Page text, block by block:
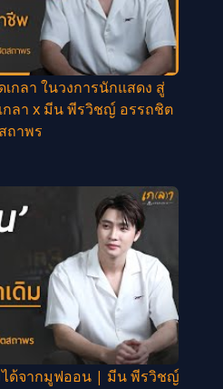
กลา ในวงการนักแสดง สู่
ลา x มีน พีรวิชญ์ อรรถชิต
สถาพร
ได้จากมูฟออน | มีน พีรวิชญ์